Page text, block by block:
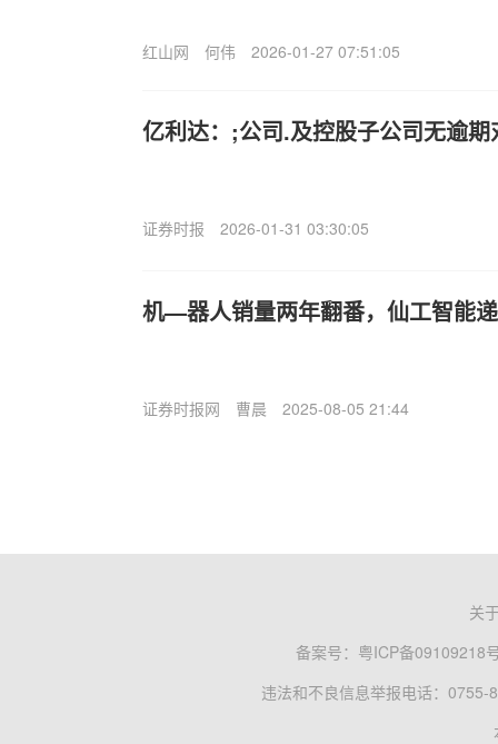
红山网 何伟 2026-01-27 07:51:05
亿利达：;公司.及控股子公司无逾
证券时报 2026-01-31 03:30:05
机—器人销量两年翻番，仙工智能
证券时报网 曹晨 2025-08-05 21:44
关
备案号： 粤ICP备09109218
违法和不良信息举报电话：0755-